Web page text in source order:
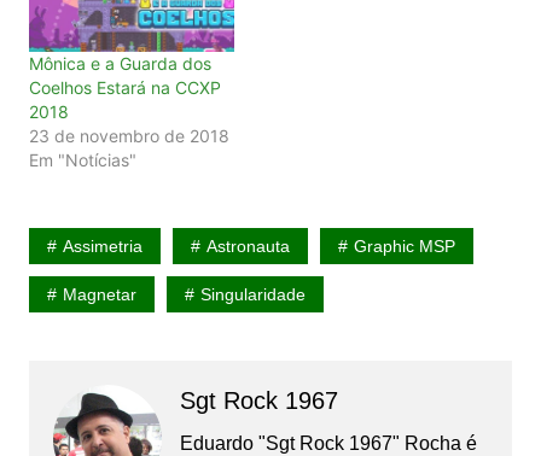
Mônica e a Guarda dos
Coelhos Estará na CCXP
2018
23 de novembro de 2018
Em "Notícias"
Assimetria Astronauta Graphic MSP
Magnetar Singularidade
Sgt Rock 1967
Eduardo "Sgt Rock 1967" Rocha é